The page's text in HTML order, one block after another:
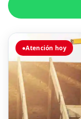
●Atención hoy